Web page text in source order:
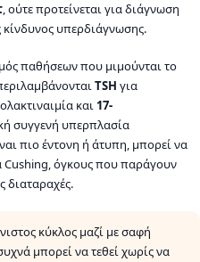
, ούτε προτείνεται για διάγνωση
υπερδιάγνωσης.
παθήσεων που μιμούνται το
TSH για
και 17-
συγγενή υπερπλασία
πιο έντονη ή άτυπη, μπορεί να
Cushing, όγκους που παράγουν
διαταραχές.
κύκλος μαζί με σαφή
μπορεί να τεθεί χωρίς να